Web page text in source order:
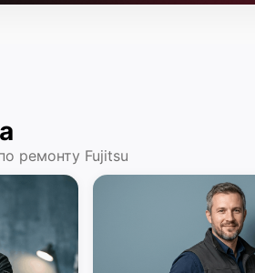
ремонту Fujitsu